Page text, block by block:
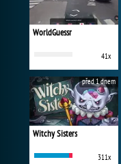
WorldGuessr
41x
Witchy Sisters
311x
před 1 dnem